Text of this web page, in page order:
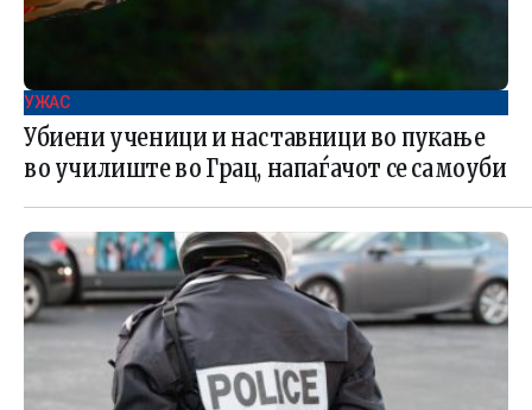
УЖАС
Убиени ученици и наставници во пукање
во училиште во Грац, напаѓачот се самоуби